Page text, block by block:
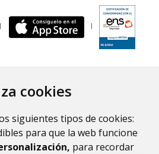
cookies
siguientes tipos de cookies:
para que la web funcione
para recordar